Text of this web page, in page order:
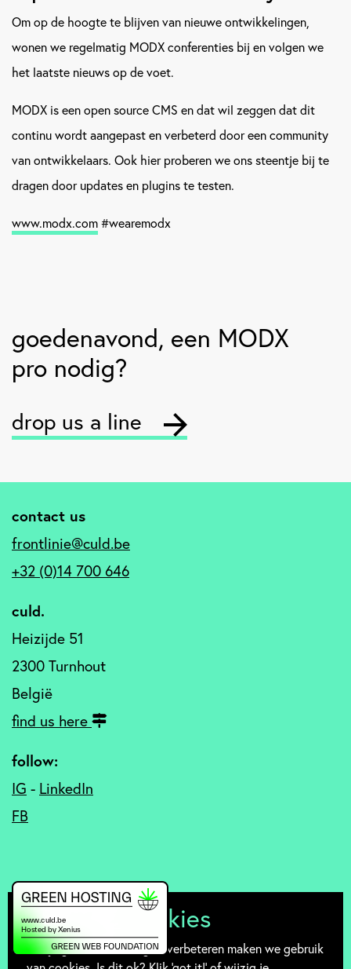
Om op de hoogte te blijven van nieuwe ontwikkelingen,
wonen we regelmatig MODX conferenties bij en volgen we
het laatste nieuws op de voet.
MODX is een open source CMS en dat wil zeggen dat dit
continu wordt aangepast en verbeterd door een community
van ontwikkelaars. Ook hier proberen we ons steentje bij te
dragen door updates en plugins te testen.
www.modx.com#wearemodx
goedenavond, een MODX
pro nodig?
drop us a line
contact us
frontlinie@culd.be
+32 (0)14 700 646
culd.
Heizijde 51
2300 Turnhout
België
find us here
follow:
IG - LinkedIn
FB
Mmmm... cookies
Om je gebruikservaring te verbeteren maken we gebruik